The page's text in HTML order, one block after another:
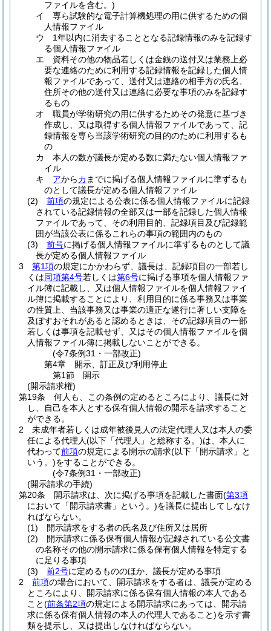
ファイルを含む。)
イ
専ら試験的な電子計算機処理の用に供するための個
人情報ファイル
ウ
1年以内に消去することとなる記録情報のみを記録す
る個人情報ファイル
エ
資料その他の物品若しくは金銭の送付又は業務上必
要な連絡のために利用する記録情報を記録した個人情
報ファイルであって、送付又は連絡の相手方の氏名、
住所その他の送付又は連絡に必要な事項のみを記録す
るもの
オ
職員が学術研究の用に供するためその発意に基づき
作成し、又は取得する個人情報ファイルであって、記
録情報を専ら当該学術研究の目的のために利用するも
の
カ
本人の数が議長が定める数に満たない個人情報ファ
イル
キ
アからカ までに掲げる個人情報ファイルに準ずるも
のとして議長が定める個人情報ファイル
(2)
前項の規定による公表に係る個人情報ファイルに記録
されている記録情報の全部又は一部を記録した個人情報
ファイルであって、その利用目的、記録項目及び記録範
囲が当該公表に係るこれらの事項の範囲内のもの
(3)
前号に掲げる個人情報ファイルに準ずるものとして議
長が定める個人情報ファイル
3
第1項の規定にかかわらず、議長は、記録項目の一部若し
くは同項第4号若しくは第6号に掲げる事項を個人情報ファ
イル簿に記載し、又は個人情報ファイルを個人情報ファイ
ル簿に掲載することにより、利用目的に係る事務又は事業
の性質上、当該事務又は事業の適正な遂行に著しい支障を
及ぼすおそれがあると認めるときは、その記録項目の一部
若しくは事項を記載せず、又はその個人情報ファイルを個
人情報ファイル簿に掲載しないことができる。
(令7条例31・一部改正)
第4章
開示、訂正及び利用停止
第1節
開示
(開示請求権)
第19条
何人も、この条例の定めるところにより、議長に対
し、自己を本人とする保有個人情報の開示を請求すること
ができる。
2
未成年者若しくは成年被後見人の法定代理人又は本人の委
任による代理人(以下「代理人」と総称する。)は、本人に
代わって前項の規定による開示の請求(以下「開示請求」と
いう。)をすることができる。
(令7条例31・一部改正)
(開示請求の手続)
第20条
開示請求は、次に掲げる事項を記載した書面(第3項
において「開示請求書」という。)を議長に提出してしなけ
ればならない。
(1)
開示請求をする者の氏名及び住所又は居所
(2)
開示請求に係る保有個人情報が記録されている公文書
の名称その他の開示請求に係る保有個人情報を特定する
に足りる事項
(3)
前2号に定めるもののほか、議長が定める事項
2
前項の場合において、開示請求をする者は、議長が定める
ところにより、開示請求に係る保有個人情報の本人である
こと(前条第2項の規定による開示請求にあっては、開示請
求に係る保有個人情報の本人の代理人であること)を示す書
類を提示し、又は提出しなければならない。